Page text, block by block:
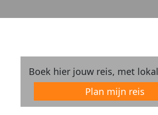
Boek hier jouw reis, met
Plan mijn reis